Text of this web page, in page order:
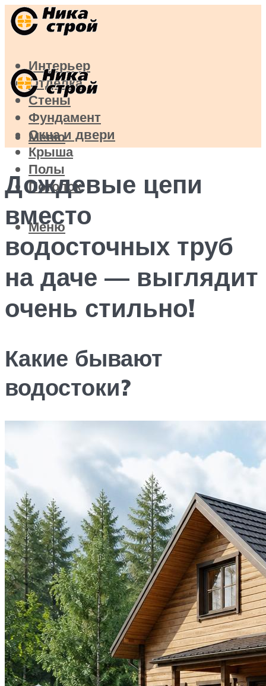
Интерьер
Отделка
Стены
Фундамент
Окна и двери
Крыша
Полы
Потолок
Меню
Меню
Дождевые цепи
вместо
водосточных труб
на даче — выглядит
очень стильно!
Какие бывают
водостоки?